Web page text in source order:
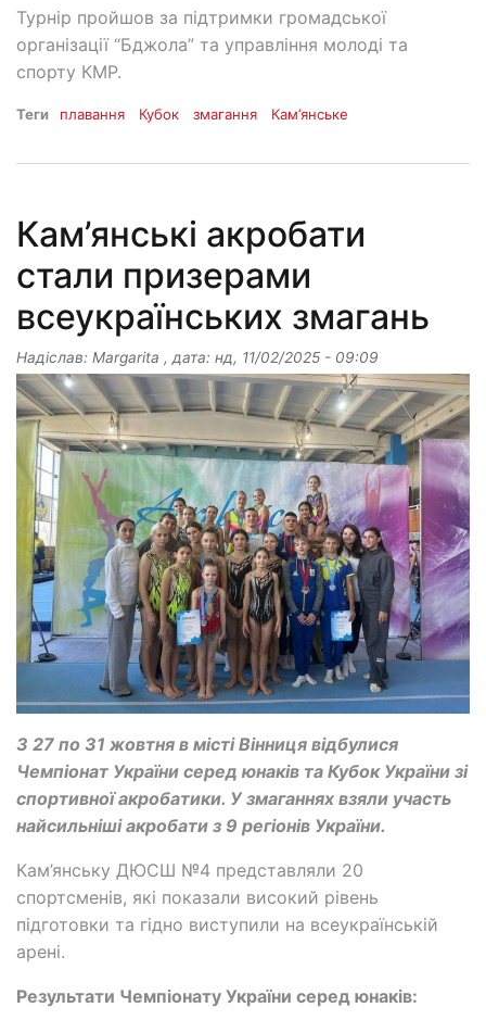
Турнір пройшов за підтримки громадської
організації “Бджола” та управління молоді та
спорту КМР.
Теги плавання Кубок змагання Кам’янське
Кам’янські акробати
стали призерами
всеукраїнських змагань
Надіслав: Margarita , дата: нд, 11/02/2025 - 09:09
З 27 по 31 жовтня в місті Вінниця відбулися
Чемпіонат України серед юнаків та Кубок України зі
спортивної акробатики. У змаганнях взяли участь
найсильніші акробати з 9 регіонів України.
Кам’янську ДЮСШ №4 представляли 20
спортсменів, які показали високий рівень
підготовки та гідно виступили на всеукраїнській
арені.
Результати Чемпіонату України серед юнаків: